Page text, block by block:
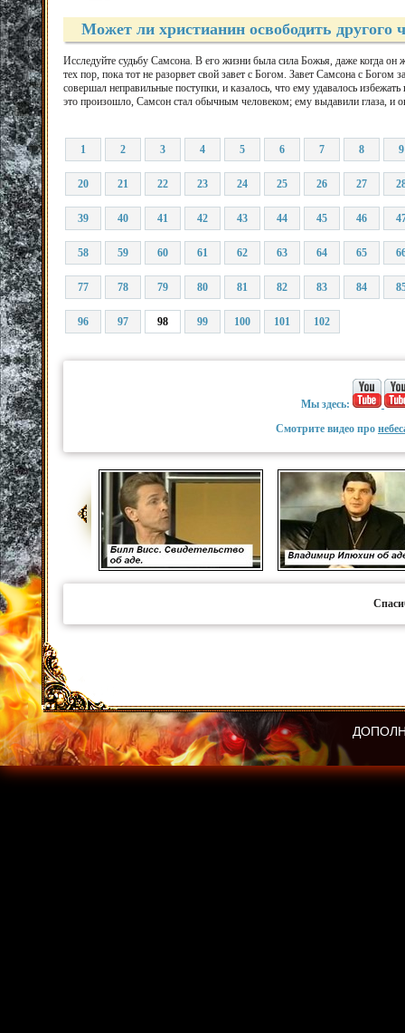
Может ли христианин освободить другого
Исследуйте судьбу Самсона. В его жизни была сила Божья, даже когда он
тех пор, пока тот не разорвет свой завет с Богом. Завет Самсона с
совершал неправильные поступки, и казалось, что ему удавалось
это произошло, Самсон стал обычным человеком; ему выдавили глаза, и
1 2 3 4 5 6 7 8 9
20 21 22 23 24 25 26 27
39 40 41 42 43 44 45 46
58 59 60 61 62 63 64 65
77 78 79 80 81 82 83 84
96 97 98 99 100 101 102
Мы здесь:
Смотрите видео про